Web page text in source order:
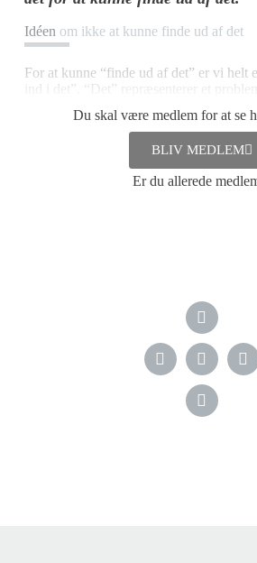
Idéen om ikke at kunne finde ud af det
For at kunne “finde ud af det” er vi helt
ind i det”. “Det” repræsenterer et
kerne og de følelser, der er i os. Ved at
vores krop får vi de nødvendige
Du skal være medlem for at se
BLIV MEDLEM
Er du allerede